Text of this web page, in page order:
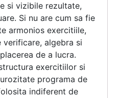
si vizibile rezultate,
Si nu are cum sa fie
armonios exercitiile,
algebra si
de a lucra.
exercitiilor si
programa de
indiferent de